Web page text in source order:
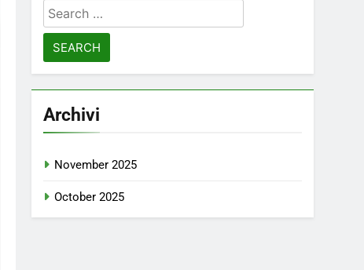
Search
for:
Archivi
November 2025
October 2025